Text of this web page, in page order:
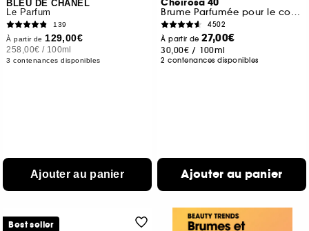
BLEU DE CHANEL
Le Parfum
139
À partir de 129,00€
258,00€ / 100ml
3 contenances disponibles
Ajouter au panier
Cheirosa 40
Brume Parfumée pour le corps et les cheveux
4502
À partir de27,00€
30,00€ / 100ml
2 contenances disponibles
Ajouter au panier
Best seller